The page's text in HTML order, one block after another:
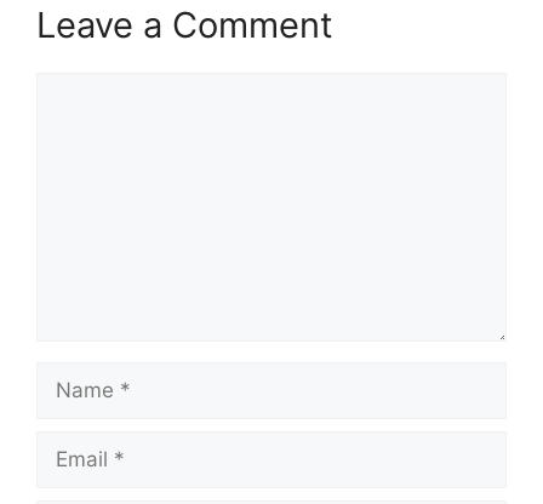
Leave a Comment
Name
Email